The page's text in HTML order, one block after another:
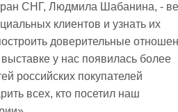
СНГ, Людмила Шабанина, -
клиентов и узнать их
доверительные
у нас появилась более
российских покупателей
всех, кто посетил наш